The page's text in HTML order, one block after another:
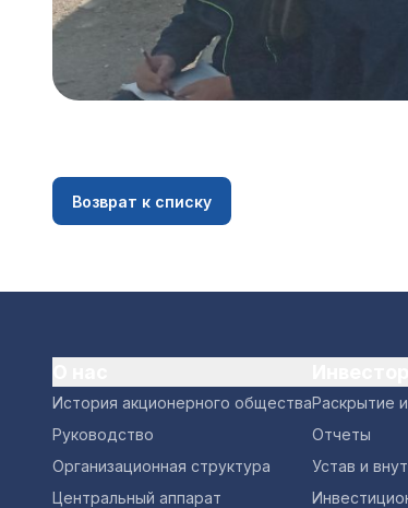
Возврат к списку
История акционерного общества
Руководство
Организационная структура
Центральный аппарат
Раскрытие
Отчеты
Устав и